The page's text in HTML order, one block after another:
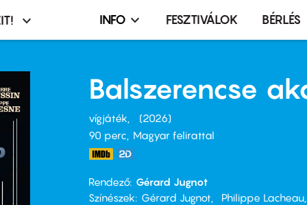
Infó,
terembérlés
menü
INFO FESZTIVÁLOK BÉRLÉS
Balszerencse
vígjáték
2026
90 perc,
Magyar felirattal
Rendező Gérard Jugnot
Színészek
Gérard Jugnot Philippe Lacheau